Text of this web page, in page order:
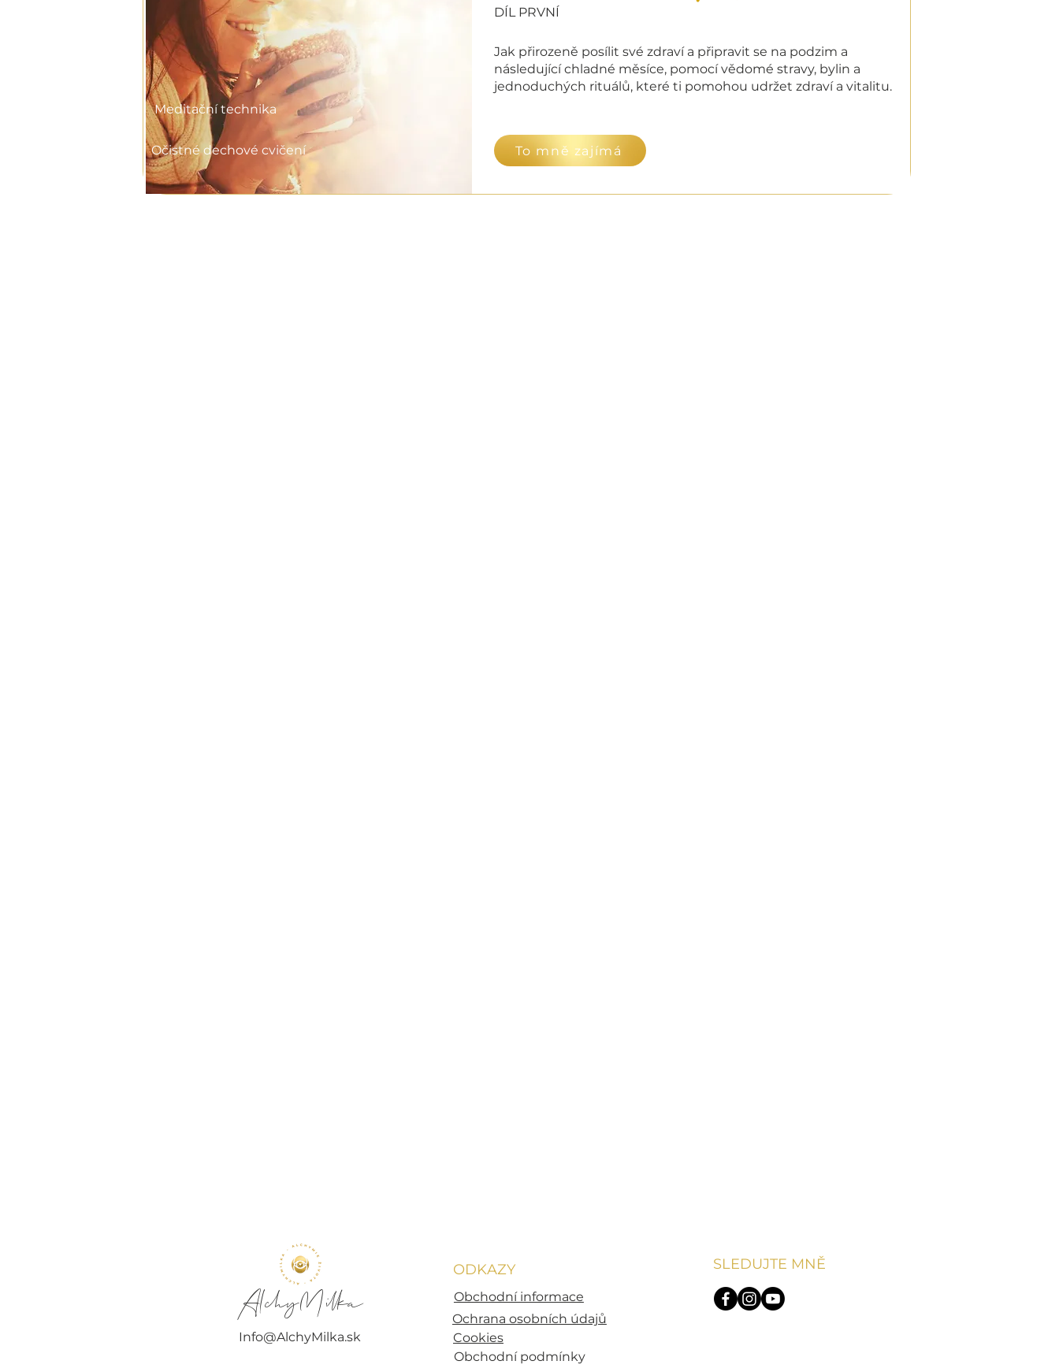
Meditační technika
Očistné dechové cvičení
DÍL PRVNÍ
Jak přirozeně posílit své zdraví a připravit se na podzim a
následující chladné měsíce, pomocí vědomé stravy, bylin a
jednoduchých rituálů, které ti pomohou udržet zdraví a vitalitu.
To mně zajímá
AlchyMilka
Info@AlchyMilka.sk
ODKAZY
Obchodní informace
Ochrana osobních údajů
Obchodní podmínky
SLEDUJTE MNĚ
Cookies